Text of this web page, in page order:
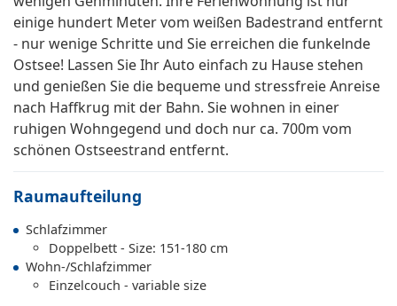
einige hundert Meter vom weißen Badestrand entfernt
- nur wenige Schritte und Sie erreichen die funkelnde
Ostsee! Lassen Sie Ihr Auto einfach zu Hause stehen
und genießen Sie die bequeme und stressfreie Anreise
nach Haffkrug mit der Bahn. Sie wohnen in einer
ruhigen Wohngegend und doch nur ca. 700m vom
schönen Ostseestrand entfernt.
Raumaufteilung
Schlafzimmer
Doppelbett - Size: 151-180 cm
Wohn-/Schlafzimmer
Einzelcouch - variable size